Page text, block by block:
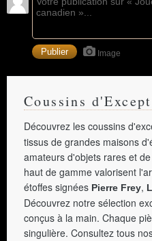
Image
Coussins
Découvrez les coussins
tissus de grandes maisons
amateurs d'objets rares et
haut de gamme valorisent
étoffes signées Pierre Frey,
Découvrez notre sélection
conçus à la main. Chaque
singulière. Consultez tous